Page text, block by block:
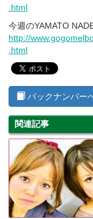
.html
今週のYAMATO
http://
.html
バックナンバー
関連記事